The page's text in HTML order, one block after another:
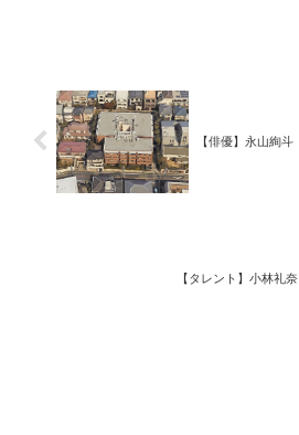
【俳優】永山絢斗
【タレント】小林礼奈